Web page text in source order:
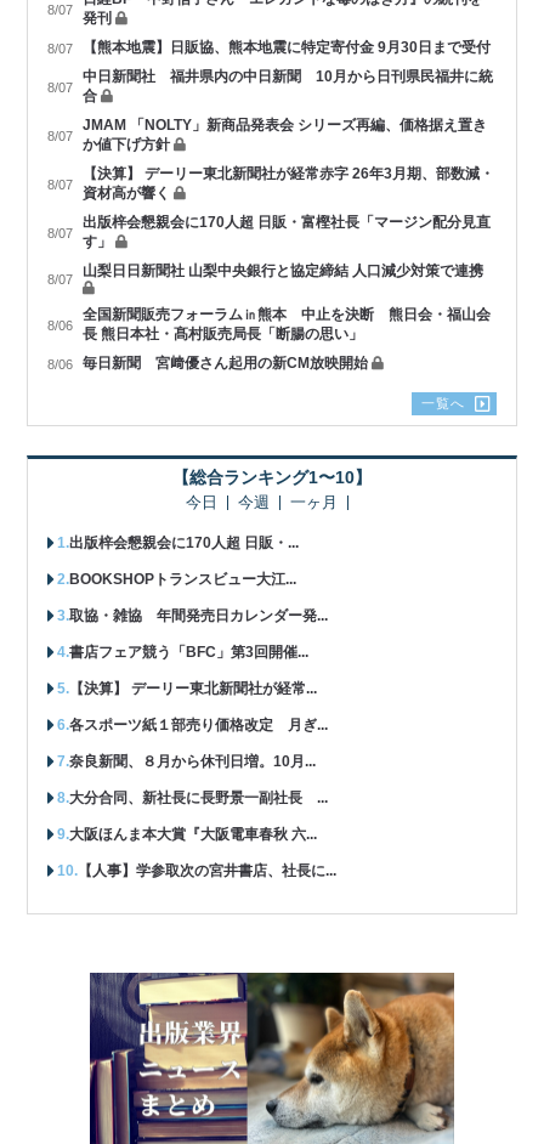
8/07
発刊
8/07 【熊本地震】日販協、熊本地震に特定寄付金 9月30日まで受付
8/07
中日新聞社 福井県内の中日新聞 10月から日刊県民福井に統
合
8/07
JMAM 「NOLTY」新商品発表会 シリーズ再編、価格据え置き
か値下げ方針
8/07
【決算】 デーリー東北新聞社が経常赤字 26年3月期、部数減・
資材高が響く
8/07
出版梓会懇親会に170人超 日販・富樫社長「マージン配分見直
す」
8/07 山梨日日新聞社 山梨中央銀行と協定締結 人口減少対策で連携
8/06
全国新聞販売フォーラム㏌熊本 中止を決断 熊日会・福山会
長 熊日本社・髙村販売局長「断腸の思い」
8/06 毎日新聞 宮﨑優さん起用の新CM放映開始
一覧へ
【総合ランキング1〜10】
今日 今週 一ヶ月
出版梓会懇親会に170人超 日販・...
BOOKSHOPトランスビュー大江...
取協・雑協 年間発売日カレンダー発...
書店フェア競う「BFC」第3回開催...
【決算】 デーリー東北新聞社が経常...
各スポーツ紙１部売り価格改定 月ぎ...
奈良新聞、８月から休刊日増。10月...
大分合同、新社長に長野景一副社長 ...
大阪ほんま本大賞『大阪電車春秋 六...
【人事】学参取次の宮井書店、社長に...